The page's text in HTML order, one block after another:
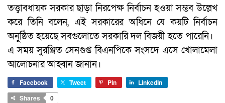
তত্ত্বাবধায়ক সরকার ছাড়া নিরপেক্ষ নির্বাচন হওয়া সম্ভব উল্লেখ
করে তিনি বলেন, এই সরকারের অধিনে যে কয়টি নির্বাচন
অনুষ্ঠিত হয়েছে সবগুলোতে সরকারি দল বিজয়ী হতে পারেনি।
এ সময় সুরঞ্জিত সেনগুপ্ত বিএনপিকে সংসদে এসে খোলামেলা
আলোচনার আহ্বান জানান।
Facebook Tweet Pin
LinkedIn
Shares
0